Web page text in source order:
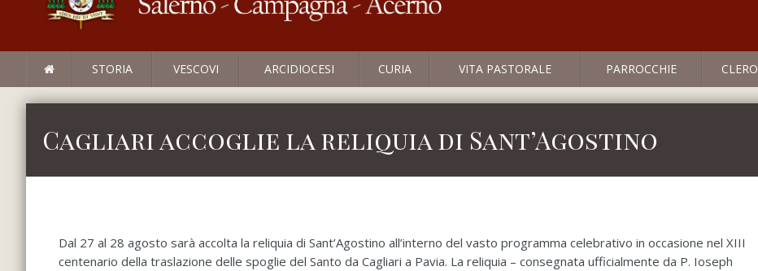
STORIA VESCOVI ARCIDIOCESI CURIA VITA PASTORALE PARROCCHIE CLERO
Cagliari accoglie la reliquia di Sant’Agostino
Dal 27 al 28 agosto sarà accolta la reliquia di Sant’Agostino all’interno del vasto programma celebrativo in occasione nel XIII
centenario della traslazione delle spoglie del Santo da Cagliari a Pavia. La reliquia – consegnata ufficialmente da P. Ioseph